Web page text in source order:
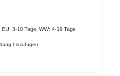
3-10 Tage, WW: 4-19 Tage
hinzufügen